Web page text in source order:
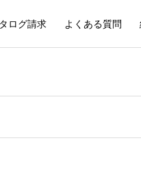
ログ請求 よくある質問